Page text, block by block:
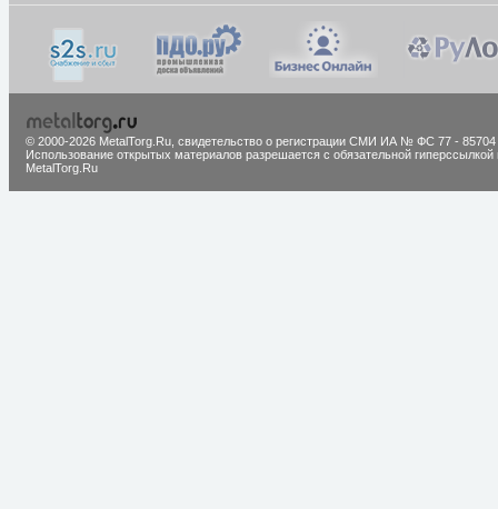
© 2000-2026 MetalTorg.Ru, cвидетельство о регистрации СМИ ИА № ФС 77 - 85704
Использование открытых материалов разрешается с обязательной гиперссылкой
MetalTorg.Ru